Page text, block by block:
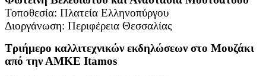
Τοποθεσία: Πλατεία Ελληνοπύργου
Διοργάνωση: Περιφέρεια Θεσσαλίας
Τριήμερο καλλιτεχνικών εκδηλώσεων στο Μουζάκι
από την ΑΜΚΕ Itamos